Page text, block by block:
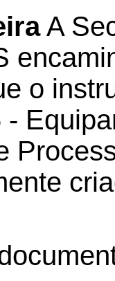
A
o
-